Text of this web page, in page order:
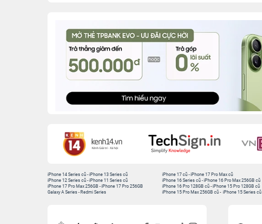
iPhone 14 Series cũ -iPhone 13 Series cũ
iPhone 12 Series cũ -iPhone 11 Series cũ
iPhone 17 Pro Max 256GB -iPhone 17 Pro 256GB
Galaxy A Series - Redmi Series
iPhone 17 cũ -iPhone 17 Pro Max cũ
iPhone 16 Series cũ - iPhone 16 Pro Max 256GB cũ
iPhone 16 Pro 128GB cũ -iPhone 15 Pro 128GB cũ
iPhone 15 Pro Max 256GB cũ - iPhone 15 Series cũ